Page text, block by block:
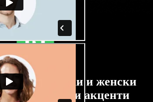
от мъжки и женски
с най-различни акценти